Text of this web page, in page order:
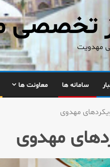
تخصصی
مهدویت
سامانه ها معاونت ها
مهدوی
مهدوی